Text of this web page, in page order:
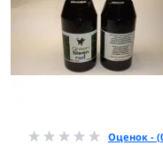
Оценок -